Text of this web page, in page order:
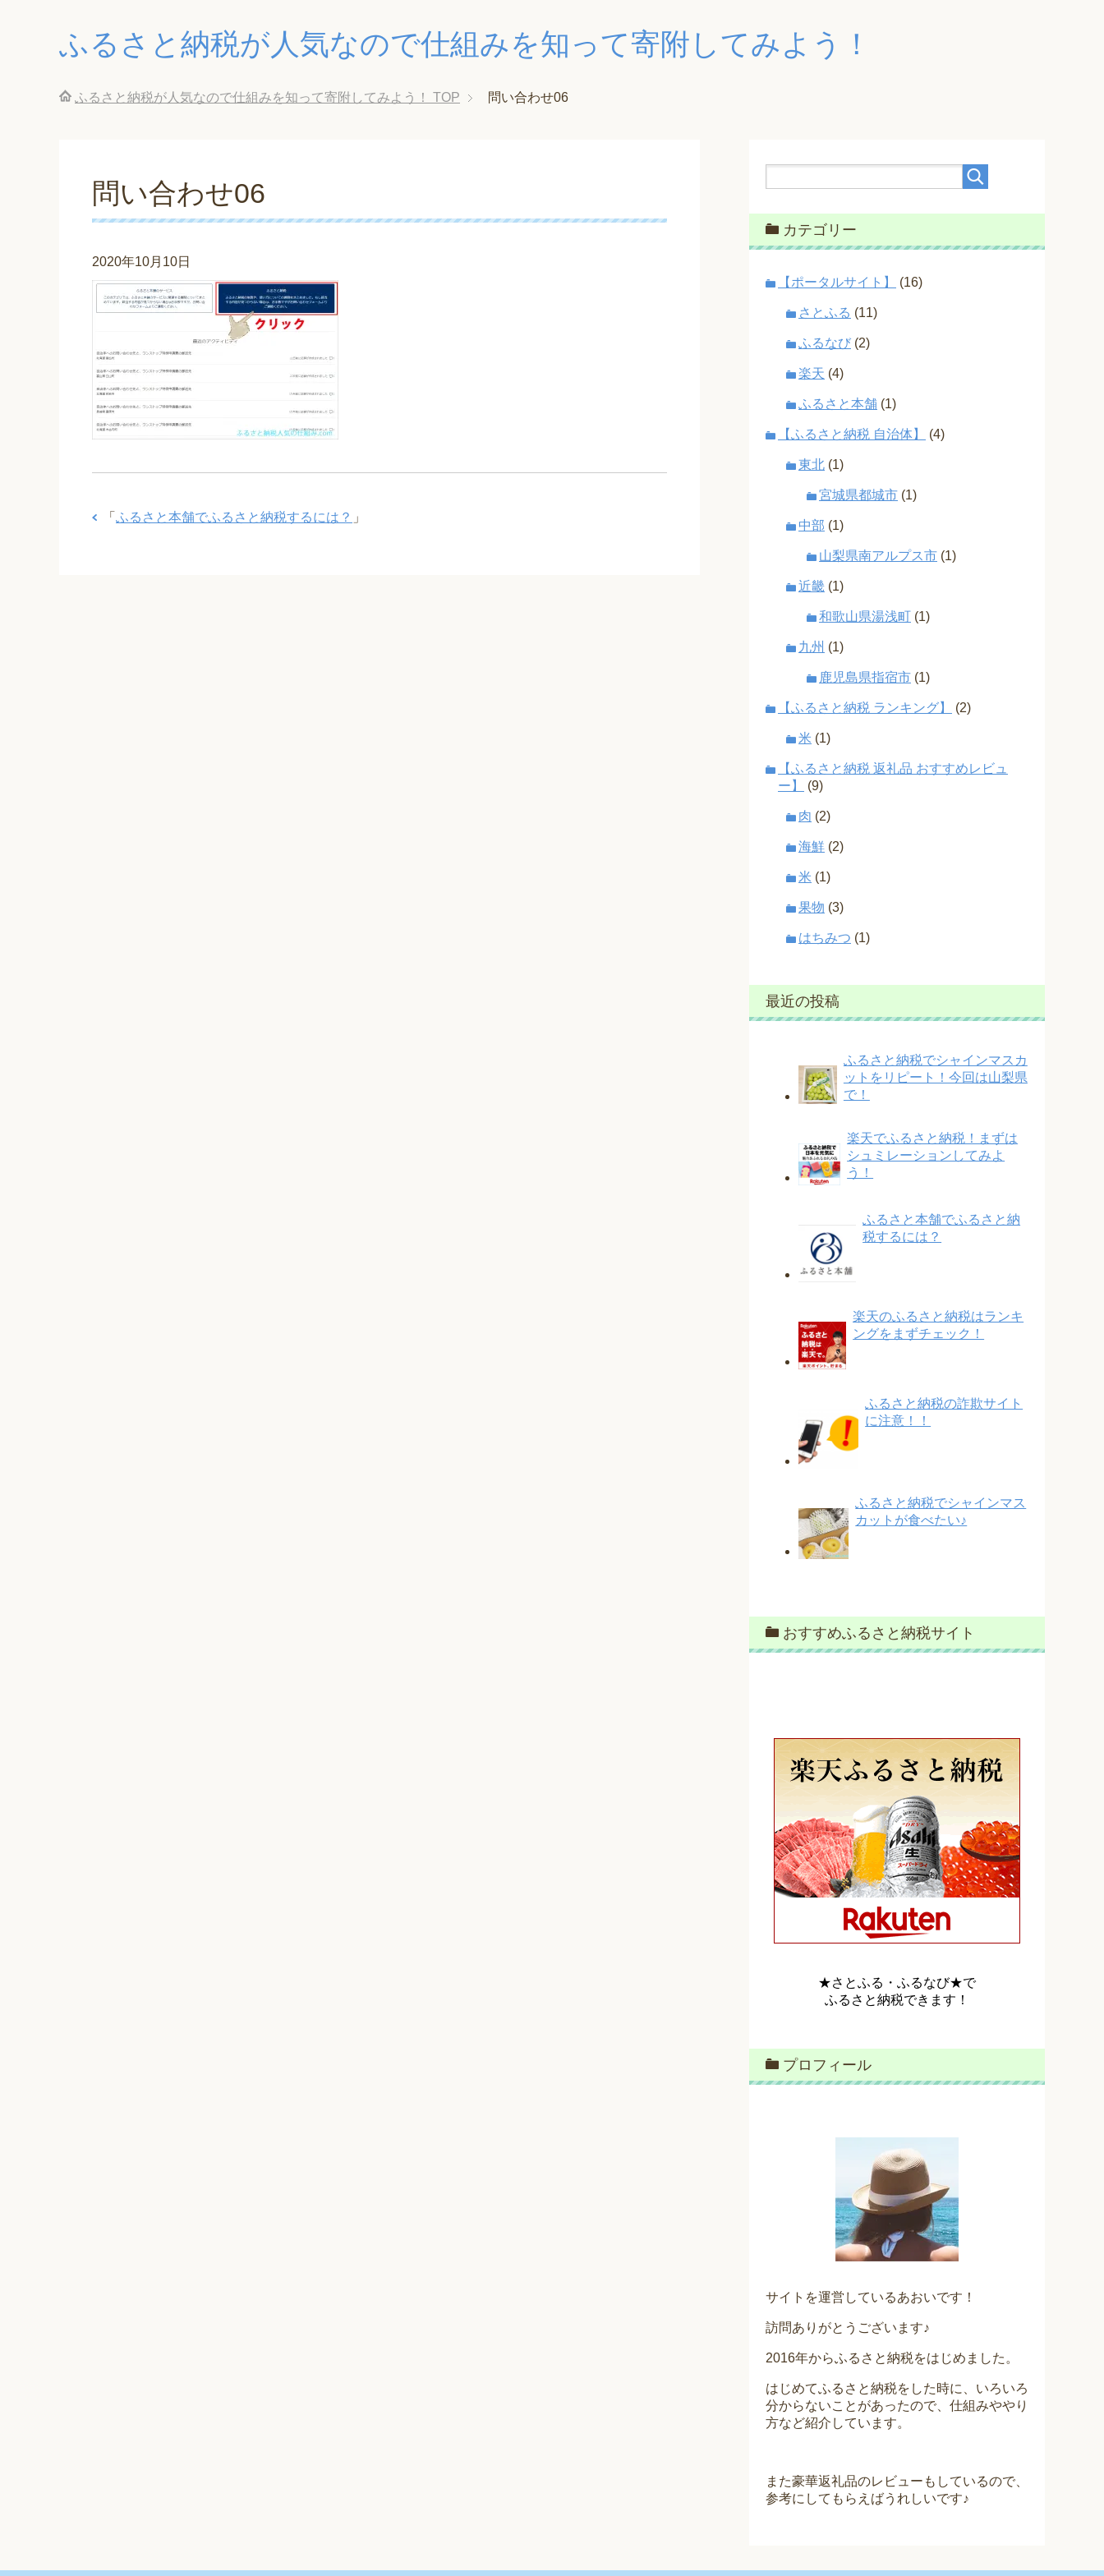
ふるさと納税が人気なので仕組みを知って寄附してみよう！
ふるさと納税が人気なので仕組みを知って寄附してみよう！ TOP 問い合わせ06
問い合わせ06
2020年10月10日
「 ふるさと本舗でふるさと納税するには？ 」
カテゴリー
【ポータルサイト】 (16)
さとふる (11)
ふるなび (2)
楽天 (4)
ふるさと本舗 (1)
【ふるさと納税 自治体】 (4)
東北 (1)
宮城県都城市 (1)
中部 (1)
山梨県南アルプス市 (1)
近畿 (1)
和歌山県湯浅町 (1)
九州 (1)
鹿児島県指宿市 (1)
【ふるさと納税 ランキング】 (2)
米 (1)
【ふるさと納税 返礼品 おすすめレビュ
ー】
(9)
肉 (2)
海鮮 (2)
米 (1)
果物 (3)
はちみつ (1)
最近の投稿
ふるさと納税でシャインマスカ
ットをリピート！今回は山梨県
で！
楽天でふるさと納税！まずは
シュミレーションしてみよ
う！
ふるさと本舗でふるさと納
税するには？
楽天のふるさと納税はランキ
ングをまずチェック！
ふるさと納税の詐欺サイト
に注意！！
ふるさと納税でシャインマス
カットが食べたい♪
おすすめふるさと納税サイト
★さとふる・ふるなび★で
ふるさと納税できます！
プロフィール
サイトを運営しているあおいです！
訪問ありがとうございます♪
2016年からふるさと納税をはじめました。
はじめてふるさと納税をした時に、いろいろ
分からないことがあったので、仕組みややり
方など紹介しています。
また豪華返礼品のレビューもしているので、
参考にしてもらえばうれしいです♪